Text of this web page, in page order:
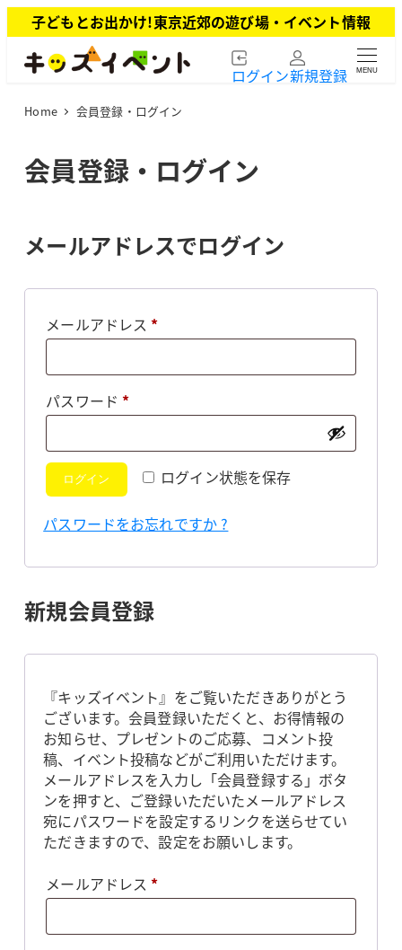
イ
子どもとお出かけ!東京近郊の遊び場・イベント情報
ログイン新規登録 MENU
Home 会員登録・ログイン
会員登録・ログイン
メールアドレスでログイン
メールアドレス *必
パスワード *必
ログイン状態を保存
ログイン
パスワードをお忘れですか ?
新規会員登録
『キッズイベント』をご覧いただきありがとう
ございます。会員登録いただくと、お得情報の
お知らせ、プレゼントのご応募、コメント投
稿、イベント投稿などがご利用いただけます。
メールアドレスを入力し「会員登録する」ボタ
ンを押すと、ご登録いただいたメールアドレス
宛にパスワードを設定するリンクを送らせてい
ただきますので、設定をお願いします。
メールアドレス *必